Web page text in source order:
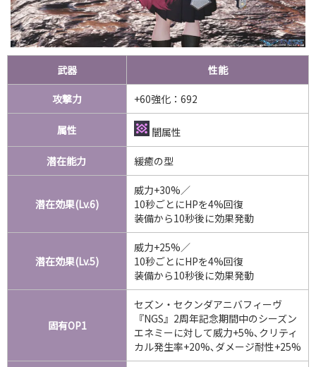
武器 性能
攻撃力 +60強化：692
属性 闇属性
潜在能力 緩癒の型
潜在効果(Lv.6)
威力+30%／
10秒ごとにHPを4%回復
装備から10秒後に効果発動
潜在効果(Lv.5)
威力+25%／
10秒ごとにHPを4%回復
装備から10秒後に効果発動
固有OP1
セズン・セクンダアニバフィーヴ
『NGS』2周年記念期間中のシーズン
エネミーに対して威力+5%､クリティ
カル発生率+20%､ダメージ耐性+25%